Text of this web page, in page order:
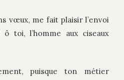
vœux, me fait plaisir l’envoi
toi, l’homme aux ciseaux
puisque ton métier